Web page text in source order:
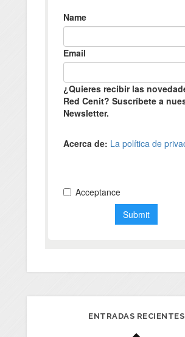
ENTRADAS RECIENTES